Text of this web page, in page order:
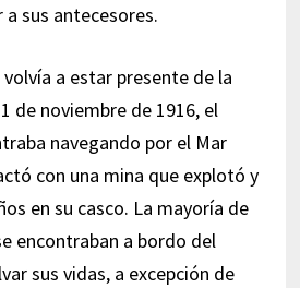
sus antecesores.
a estar presente de la
de noviembre de 1916, el
navegando por el Mar
con una mina que explotó y
en su casco. La mayoría de
encontraban a bordo del
sus vidas, a excepción de